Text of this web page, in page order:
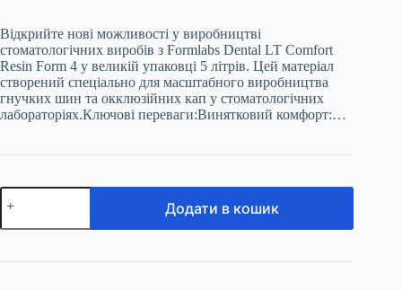
Відкрийте нові можливості у виробництві
стоматологічних виробів з Formlabs Dental LT Comfort
Resin Form 4 у великій упаковці 5 літрів. Цей матеріал
створений спеціально для масштабного виробництва
гнучких шин та окклюзійних кап у стоматологічних
лабораторіях.Ключові переваги:Винятковий комфорт:…
Смола
Formlabs
Dental
Додати в кошик